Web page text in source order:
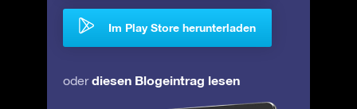
Im Play Store herunterladen
oderdiesen Blogeintrag lesen